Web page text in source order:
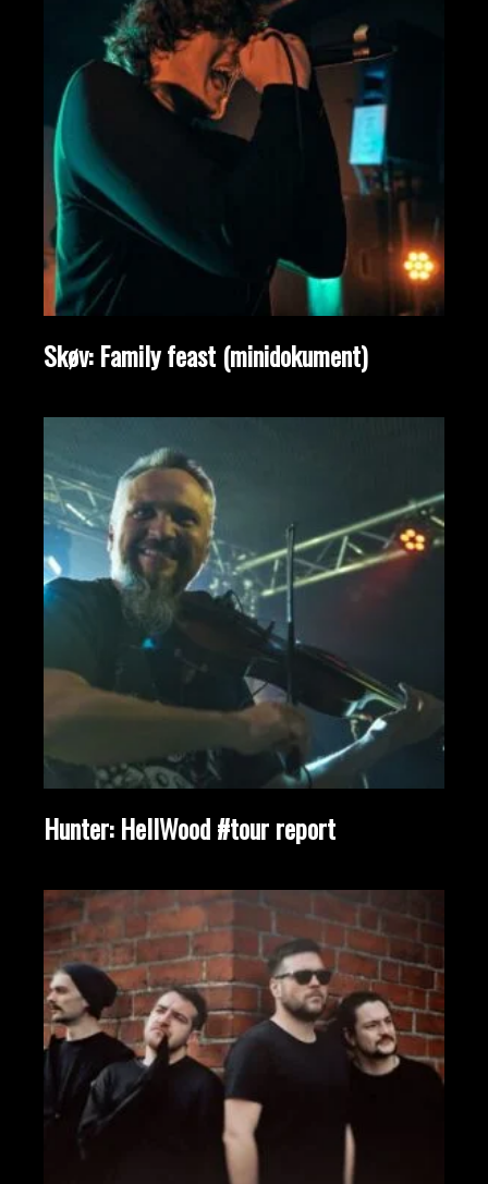
Skøv: Family feast (minidokument)
Hunter: HellWood #tour report